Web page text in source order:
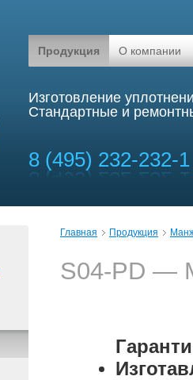
Продукция О компании
Изготовление
Стандартные и
8 (495) 232-232-1
Главная Продукция
S04-PD —